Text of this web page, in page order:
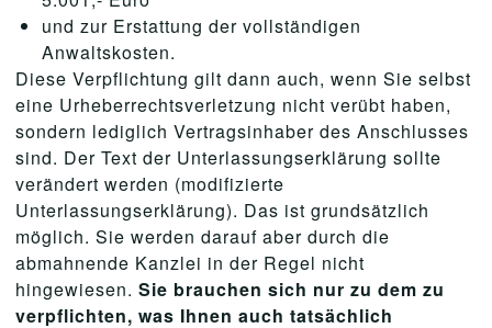
und zur Erstattung der vollständigen
Anwaltskosten.
Diese Verpflichtung gilt dann auch, wenn Sie selbst
eine Urheberrechtsverletzung nicht verübt haben,
sondern lediglich Vertragsinhaber des Anschlusses
sind. Der Text der Unterlassungserklärung sollte
verändert werden (modifizierte
Unterlassungserklärung). Das ist grundsätzlich
möglich. Sie werden darauf aber durch die
abmahnende Kanzlei in der Regel nicht
hingewiesen. Sie brauchen sich nur zu dem zu
verpflichten, was Ihnen auch tatsächlich